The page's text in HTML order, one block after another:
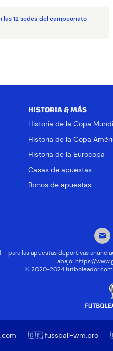
las 12 sedes del campeonato
HISTORIA & MÁS
Historia de la Copa
Historia de la Copa
Historia de la Eurocopa
Casas de apuestas
Bonos de apuestas
– para las apuestas deportivas
abajo:https://
© 2020-2024
🇩🇪 fussball-wm.pro